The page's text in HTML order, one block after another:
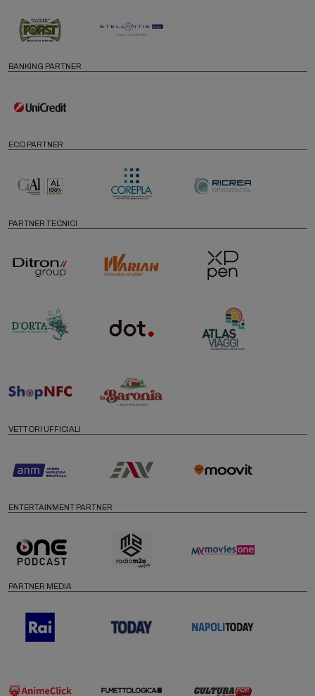
BANKING PARTNER
ECO PARTNER
PARTNER TECNICI
VETTORI UFFICIALI
ENTERTAINMENT PARTNER
PARTNER MEDIA